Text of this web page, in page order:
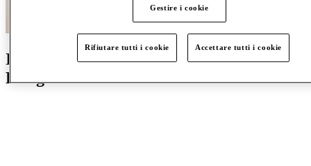
Inizia il tuo percorso con MCArthurGlen
Designer Outlets
Gestire i cookie
Rifiutare tutti i cookie Accettare tutti i cookie